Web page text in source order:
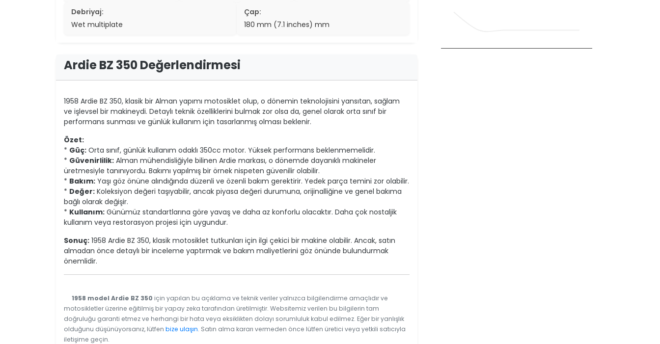
Debriyaj:
Wet multiplate
Çap:
180 mm (7.1 inches) mm
Ardie BZ 350 Değerlendirmesi
1958 Ardie BZ 350, klasik bir Alman yapımı motosiklet olup, o dönemin teknolojisini yansıtan, sağlam
ve işlevsel bir makineydi. Detaylı teknik özelliklerini bulmak zor olsa da, genel olarak orta sınıf bir
performans sunması ve günlük kullanım için tasarlanmış olması beklenir.
Özet:
* Güç: Orta sınıf, günlük kullanım odaklı 350cc motor. Yüksek performans beklenmemelidir.
* Güvenirlilik: Alman mühendisliğiyle bilinen Ardie markası, o dönemde dayanıklı makineler
üretmesiyle tanınıyordu. Bakımı yapılmış bir örnek nispeten güvenilir olabilir.
* Bakım: Yaşı göz önüne alındığında düzenli ve özenli bakım gerektirir. Yedek parça temini zor olabilir.
* Değer: Koleksiyon değeri taşıyabilir, ancak piyasa değeri durumuna, orijinalliğine ve genel bakıma
bağlı olarak değişir.
* Kullanım: Günümüz standartlarına göre yavaş ve daha az konforlu olacaktır. Daha çok nostaljik
kullanım veya restorasyon projesi için uygundur.
Sonuç: 1958 Ardie BZ 350, klasik motosiklet tutkunları için ilgi çekici bir makine olabilir. Ancak, satın
almadan önce detaylı bir inceleme yaptırmak ve bakım maliyetlerini göz önünde bulundurmak
önemlidir.
1958 model Ardie BZ 350 için yapılan bu açıklama ve teknik veriler yalnızca bilgilendirme amaçlıdır ve
motosikletler üzerine eğitilmiş bir yapay zeka tarafından üretilmiştir. Websitemiz verilen bu bilgilerin tam
doğruluğu garanti etmez ve herhangi bir hata veya eksiklikten dolayı sorumluluk kabul edilmez. Eğer bir yanlışlık
olduğunu düşünüyorsanız, lütfen bize ulaşın. Satın alma kararı vermeden önce lütfen üretici veya yetkili satıcıyla
iletişime geçin.